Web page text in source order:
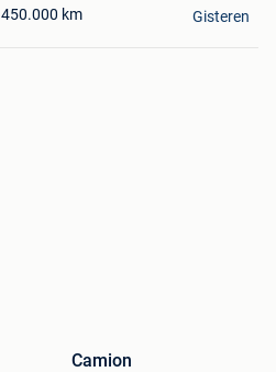
450.000 km Gisteren
Camion